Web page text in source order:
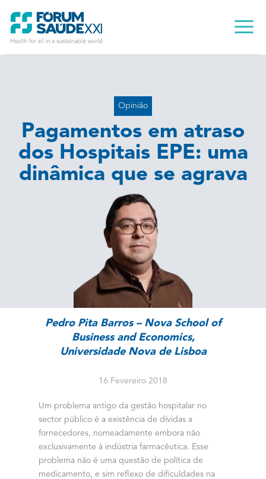
to
content
Menu
Opinião
Pagamentos em atraso
dos Hospitais EPE: uma
dinâmica que se agrava
Pedro Pita Barros – Nova School of
Business and Economics,
Universidade Nova de Lisboa
16 Fevereiro 2018
Um problema antigo da gestão hospitalar no
sector público é a existência de dívidas a
fornecedores, nomeadamente embora não
exclusivamente à indústria farmacêutica. Esse
problema não é uma questão de política de
medicamento, e sim reflexo de dificuldades na